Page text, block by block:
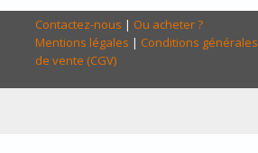
Contactez-nous | Ou acheter ?
Mentions légales | Conditions générales
de vente (CGV)